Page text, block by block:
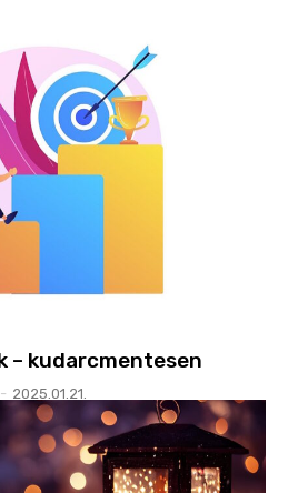
– kudarcmentesen
- 2025.01.21.